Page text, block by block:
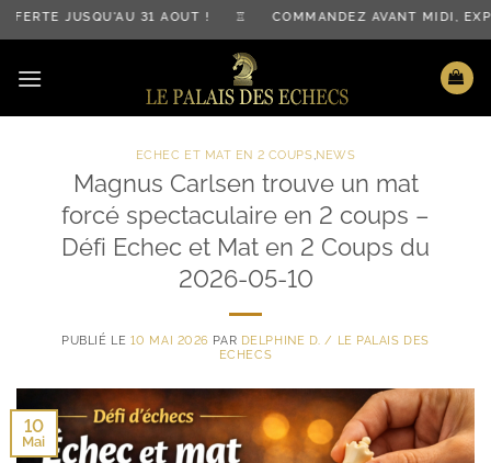
Passer
au
contenu
JUSQU'AU 31 AOÛT ! ♖ COMMANDEZ AVANT MIDI,
ECHEC ET MAT EN 2 COUPS,NEWS
Magnus Carlsen trouve un mat
forcé spectaculaire en 2 coups –
Défi Echec et Mat en 2 Coups du
2026-05-10
PUBLIÉ LE 10 MAI 2026 PAR DELPHINE D. / LE PALAIS DES
ECHECS
10
Mai